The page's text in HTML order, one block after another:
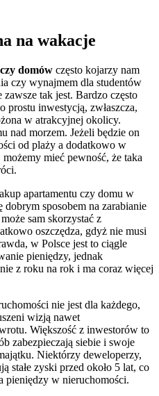
na wakacje
domów często kojarzy nam
czy wynajmem dla studentów
tak jest. Bardzo często
prostu inwestycją, zwłaszcza,
w atrakcyjnej okolicy.
nad morzem. Jeżeli będzie on
od plaży a dodatkowo w
mieć pewność, że taka
apartamentu czy domu w
dobrym sposobem na zarabianie
sam skorzystać z
oszczędza, gdyż nie musi
w Polsce jest to ciągle
pieniędzy, jednak
z roku na rok i ma coraz więcej
nie jest dla każdego,
wizją nawet
Większość z inwestorów to
zabezpieczają siebie i swoje
Niektórzy deweloperzy,
stałe zyski przed około 5 lat, co
pieniędzy w nieruchomości.